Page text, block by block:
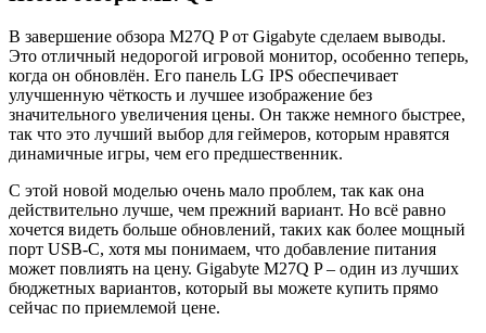
В завершение обзора M27Q P от Gigabyte сделаем выводы.
Это отличный недорогой игровой монитор, особенно теперь,
когда он обновлён. Его панель LG IPS обеспечивает
улучшенную чёткость и лучшее изображение без
значительного увеличения цены. Он также немного быстрее,
так что это лучший выбор для геймеров, которым нравятся
динамичные игры, чем его предшественник.
С этой новой моделью очень мало проблем, так как она
действительно лучше, чем прежний вариант. Но всё равно
хочется видеть больше обновлений, таких как более мощный
порт USB-C, хотя мы понимаем, что добавление питания
может повлиять на цену. Gigabyte M27Q P – один из лучших
бюджетных вариантов, который вы можете купить прямо
сейчас по приемлемой цене.